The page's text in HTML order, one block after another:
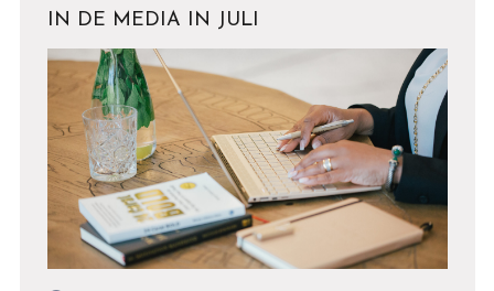
IN DE MEDIA IN JULI